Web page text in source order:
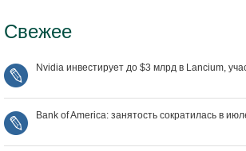
Свежее
Nvidia инвестирует до $3 млрд в Lancium,
Bank of America: занятость сократилась в